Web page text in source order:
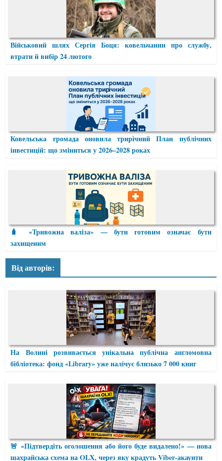
Військовий шлях Сергія Боця: ковельчанин про службу,
втрати й вибір 24 лютого
Ковельська громада оновила трирічний План публічних
інвестицій: що зміниться у 2026–2028 роках
🧳 «Тривожна валіза» — бути готовим означає бути
захищеним
Від авторів:
На Волині розвивається унікальна публічна англомовна
бібліотека: фонд «Library» уже налічує близько 7 000 книг
🚨 «Підтвердіть оголошення або його буде видалено!» — нова
шахрайська схема на OLX, через яку крадуть Viber-акаунти